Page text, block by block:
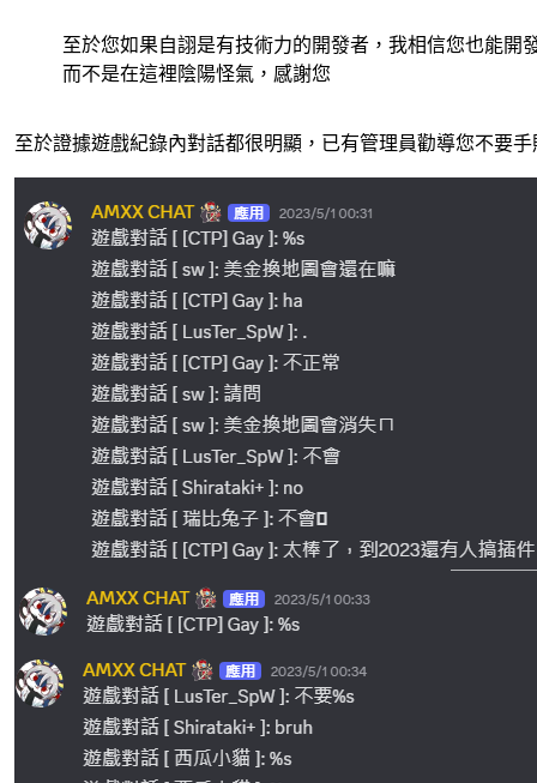
至於您如果自詡是有技術力的開發者，我相信您也能開
而不是在這裡陰陽怪氣，感謝您
至於證據遊戲紀錄內對話都很明顯，已有管理員勸導您不要